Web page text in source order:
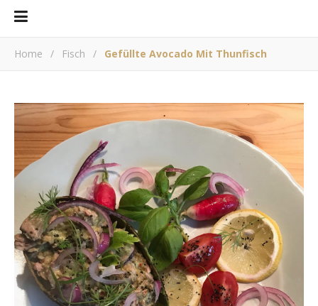
Home / Fisch / Gefüllte Avocado Mit Thunfisch